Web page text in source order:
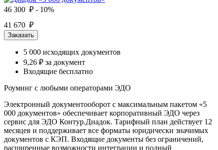
46 300 ₽ - 10%
41 670 ₽
Заказать
5 000 исходящих документов
9,26 ₽ за документ
Входящие бесплатно
Роуминг с любыми операторами ЭДО
Электронный документооборот с максимальным пакетом «5
000 документов» обеспечивает корпоративный ЭДО через
сервис для ЭДО Контур.Диадок. Тарифный план действует 12
месяцев и поддерживает все форматы юридически значимых
документов с КЭП. Входящие документы без ограничений,
расширенные возможности интеграции и полный